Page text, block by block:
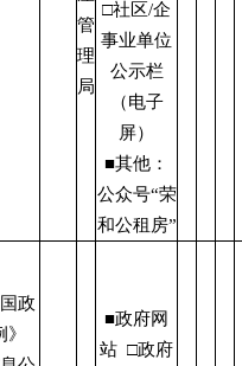
管
理
局
□社区/企
事业单位
公示栏
（电子
屏）
■其他：
公众号“荣
和公租房”
政
■政府网
站 □政府